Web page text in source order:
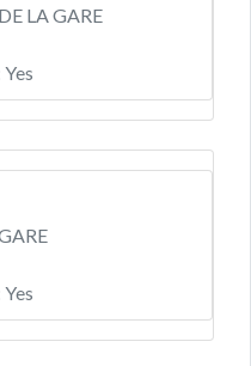
LA GARE
Yes
Yes